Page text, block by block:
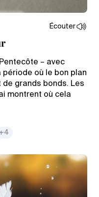
Écouter
– avec
période où le bon plan
de grands bonds. Les
montrent où cela
+4